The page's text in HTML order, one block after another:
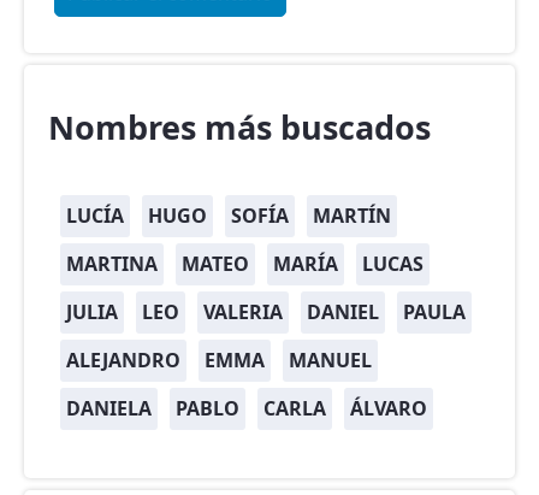
Nombres más buscados
LUCÍA HUGO SOFÍA
MARTÍN
MARTINA
MATEO MARÍA
LUCAS
JULIA
LEO VALERIA DANIEL
PAULA
ALEJANDRO
EMMA
MANUEL
DANIELA
PABLO CARLA ÁLVARO